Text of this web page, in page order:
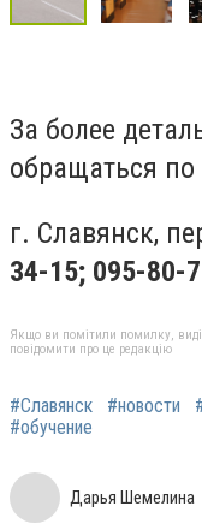
За более
обращаться по
г. Славянск,
34-15; 095-80-
Якщо ви помітили помилку,
повідомити про це редакцію
#Славянск #новости
#обучение
Дарья Шемелина